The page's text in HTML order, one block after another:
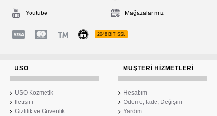
Youtube Mağazalarımız
2048 BIT SSL
USO
USO Kozmetik
İletişim
Gizlilik ve Güvenlik
MÜŞTERI HIZMETLERI
Hesabım
Ödeme, İade, Değişim
Yardım